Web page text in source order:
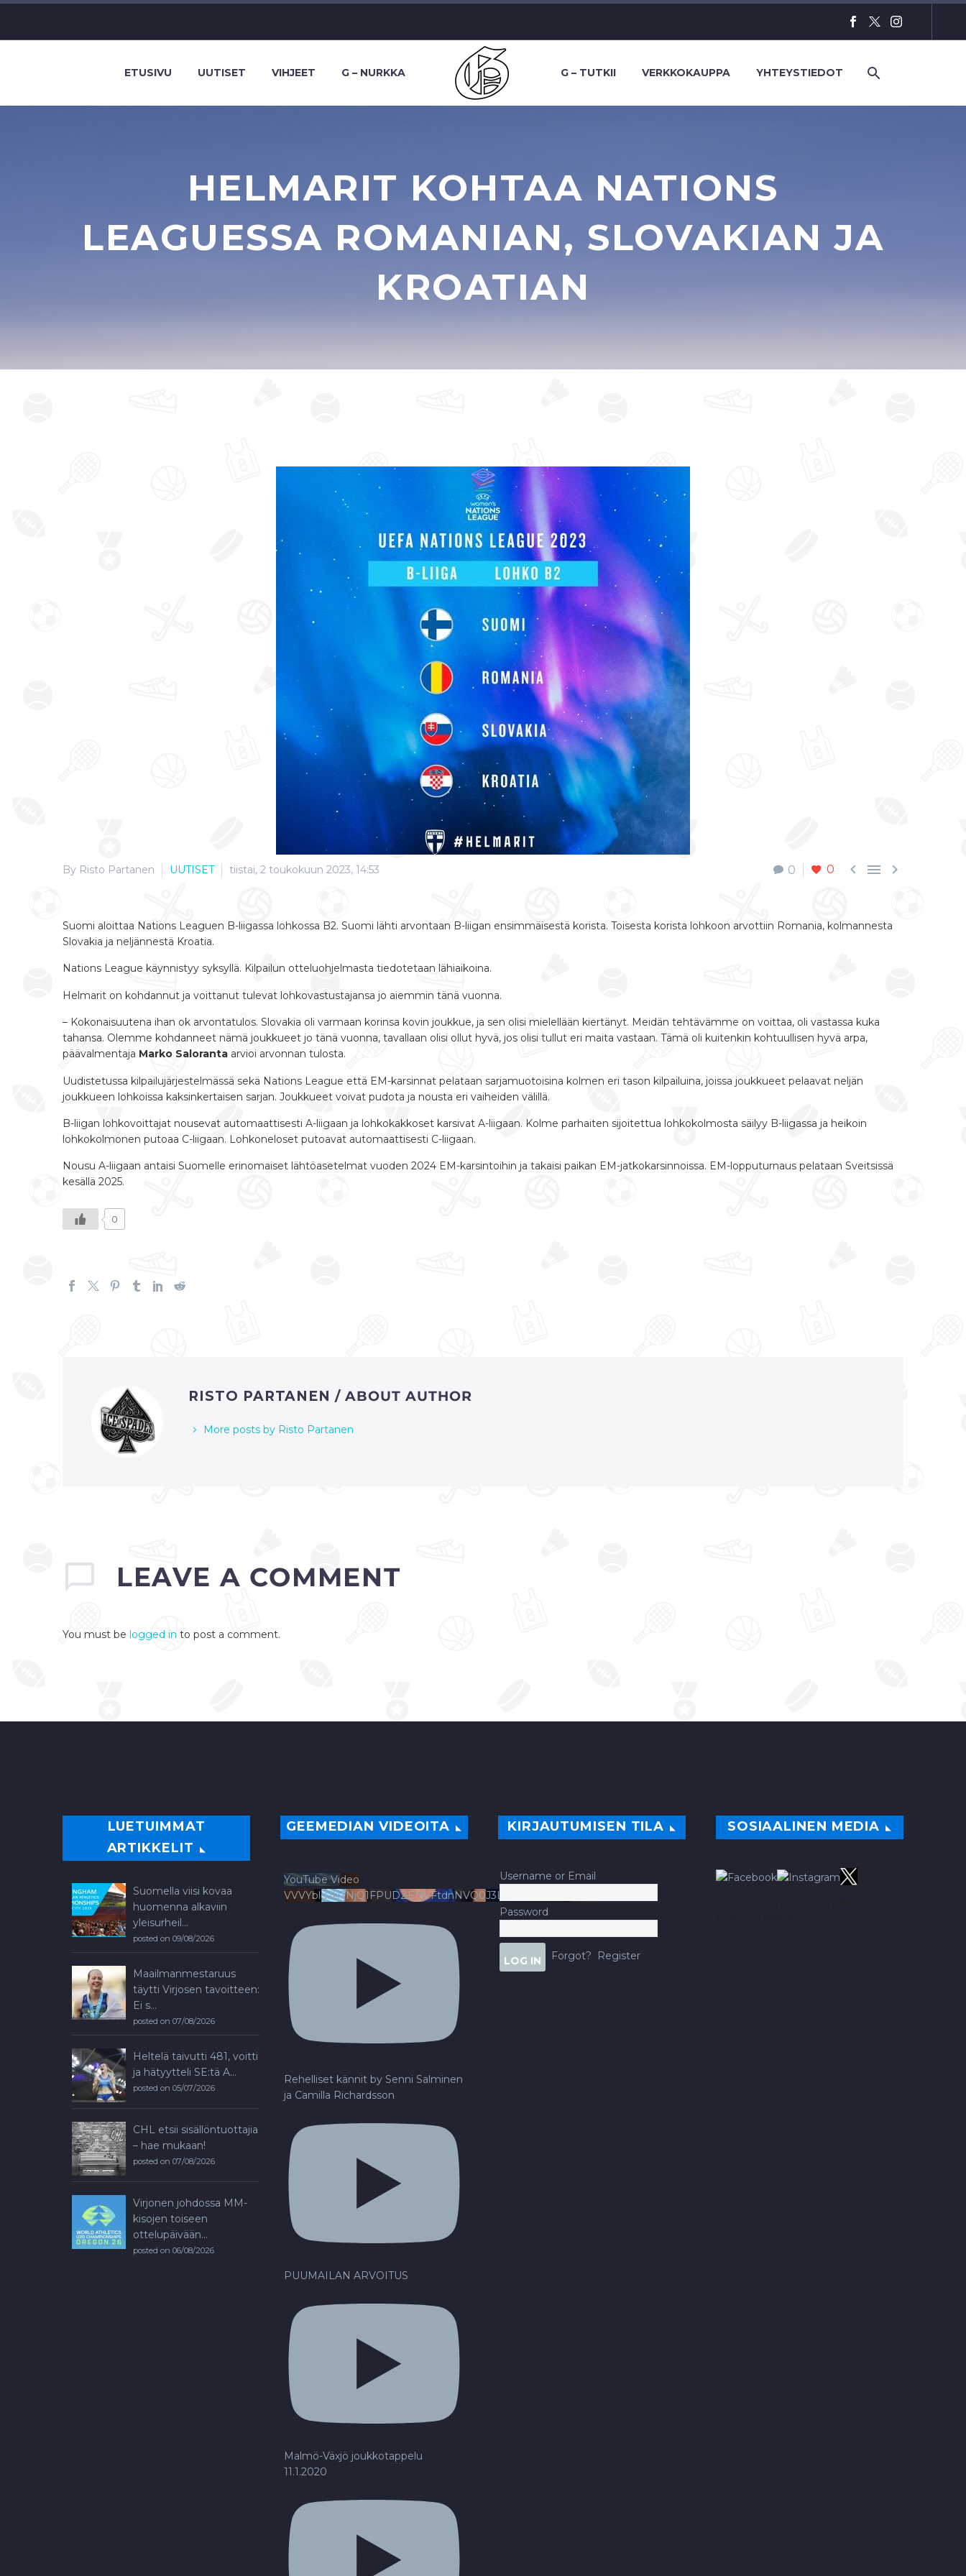
ETUSIVU UUTISET VIHJEET G – NURKKA G – TUTKII VERKKOKAUPPA YHTEYSTIEDOT
HELMARIT KOHTAA NATIONS
LEAGUESSA ROMANIAN, SLOVAKIAN JA
KROATIAN
0 0   
By Risto Partanen UUTISET tiistai, 2 toukokuun 2023, 14:53
Suomi aloittaa Nations Leaguen B-liigassa lohkossa B2. Suomi lähti arvontaan B-liigan ensimmäisestä korista. Toisesta korista lohkoon arvottiin Romania, kolmannesta
Slovakia ja neljännestä Kroatia.
Nations League käynnistyy syksyllä. Kilpailun otteluohjelmasta tiedotetaan lähiaikoina.
Helmarit on kohdannut ja voittanut tulevat lohkovastustajansa jo aiemmin tänä vuonna.
– Kokonaisuutena ihan ok arvontatulos. Slovakia oli varmaan korinsa kovin joukkue, ja sen olisi mielellään kiertänyt. Meidän tehtävämme on voittaa, oli vastassa kuka
tahansa. Olemme kohdanneet nämä joukkueet jo tänä vuonna, tavallaan olisi ollut hyvä, jos olisi tullut eri maita vastaan. Tämä oli kuitenkin kohtuullisen hyvä arpa,
päävalmentaja Marko Saloranta arvioi arvonnan tulosta.
Uudistetussa kilpailujärjestelmässä sekä Nations League että EM-karsinnat pelataan sarjamuotoisina kolmen eri tason kilpailuina, joissa joukkueet pelaavat neljän
joukkueen lohkoissa kaksinkertaisen sarjan. Joukkueet voivat pudota ja nousta eri vaiheiden välillä.
B-liigan lohkovoittajat nousevat automaattisesti A-liigaan ja lohkokakkoset karsivat A-liigaan. Kolme parhaiten sijoitettua lohkokolmosta säilyy B-liigassa ja heikoin
lohkokolmonen putoaa C-liigaan. Lohkoneloset putoavat automaattisesti C-liigaan.
Nousu A-liigaan antaisi Suomelle erinomaiset lähtöasetelmat vuoden 2024 EM-karsintoihin ja takaisi paikan EM-jatkokarsinnoissa. EM-lopputurnaus pelataan Sveitsissä
kesällä 2025.
0
RISTO PARTANEN/ ABOUT AUTHOR
More posts by Risto Partanen
LEAVE A COMMENT
You must be logged in to post a comment.
LUETUIMMAT
ARTIKKELIT
Suomella viisi kovaa
huomenna alkaviin
yleisurheil...
posted on 09/08/2026
Maailmanmestaruus
täytti Virjosen tavoitteen:
Ei s...
posted on 07/08/2026
Heltelä taivutti 481, voitti
ja hätyytteli SE:tä A...
posted on 05/07/2026
CHL etsii sisällöntuottajia
– hae mukaan!
posted on 07/08/2026
Virjonen johdossa MM-
kisojen toiseen
ottelupäivään...
posted on 06/08/2026
GEEMEDIAN VIDEOITA
YouTube Video
VVVYbldJRTNjQ1FPUDZENVFtdnNVQ0J3LlFsbURXQWNIYldv
Rehelliset kännit by Senni Salminen
ja Camilla Richardsson
PUUMAILAN ARVOITUS
Malmö-Växjö joukkotappelu
11.1.2020
KIRJAUTUMISEN TILA
Username or Email
Password
Forgot? Register
SOSIAALINEN MEDIA